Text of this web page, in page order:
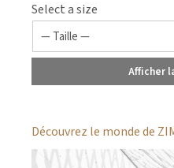
Select a size
Afficher
Découvrez le monde de